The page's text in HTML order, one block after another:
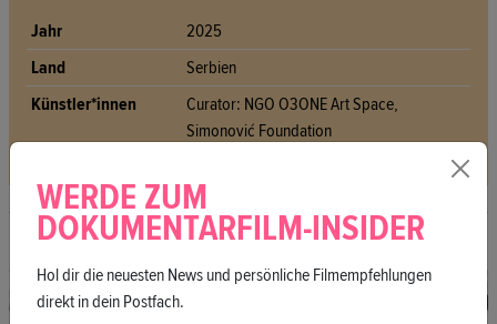
Jahr
2025
Land
Serbien
Künstler*innen
Curator: NGO O3ONE Art Space,
Simonović Foundation
WERDE ZUM
DOKUMENTARFILM-INSIDER
Hol dir die neuesten News und persönliche Filmempfehlungen
direkt in dein Postfach.